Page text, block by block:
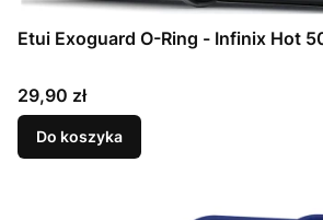
Etui Exoguard O-Ring - Infinix Hot
Cena
29,90 zł
Do koszyka